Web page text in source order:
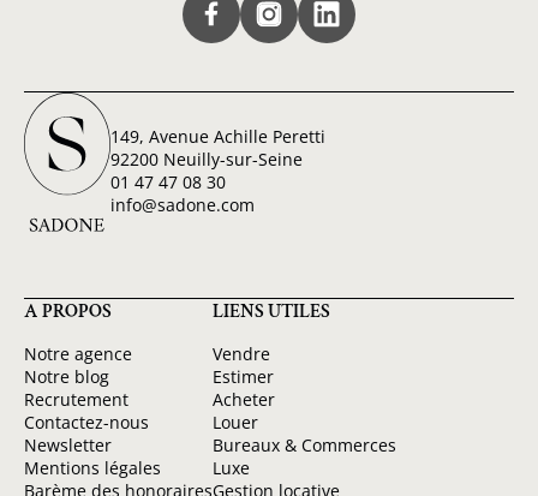
149, Avenue Achille Peretti
92200 Neuilly-sur-Seine
01 47 47 08 30
info@sadone.com
A PROPOS
Notre agence
Notre blog
Recrutement
Contactez-nous
Newsletter
Mentions légales
Barème des honoraires
LIENS UTILES
Vendre
Estimer
Acheter
Louer
Bureaux & Commerces
Luxe
Gestion locative